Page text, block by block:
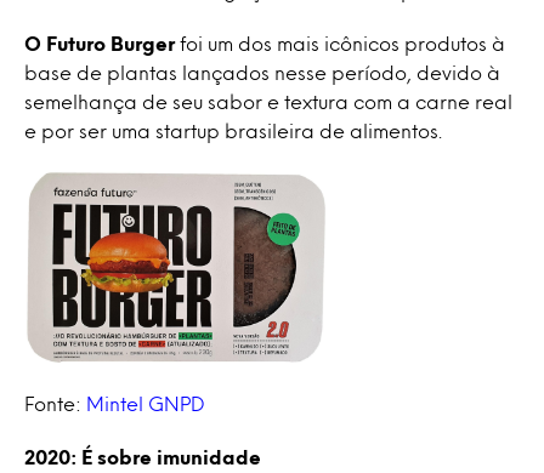
O Futuro Burgerfoi um dos mais icônicos produtos à
base de plantas lançados nesse período, devido à
semelhança de seu sabor e textura com a carne real
e por ser uma startup brasileira de alimentos.
Fonte: Mintel GNPD
2020: É sobre imunidade